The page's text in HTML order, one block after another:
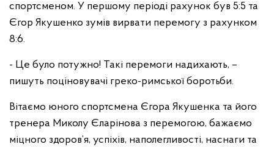
спортсменом. У першому періоді рахунок був 5:5 та
Єгор Якушенко зумів вирвати перемогу з рахунком
8:6.
- Це було потужно! Такі перемоги надихають, –
пишуть поціновувачі греко-римської боротьби.
Вітаємо юного спортсмена Єгора Якушенка та його
тренера Миколу Єларінова з перемогою, бажаємо
міцного здоров’я, успіхів, наполегливості, наснаги та